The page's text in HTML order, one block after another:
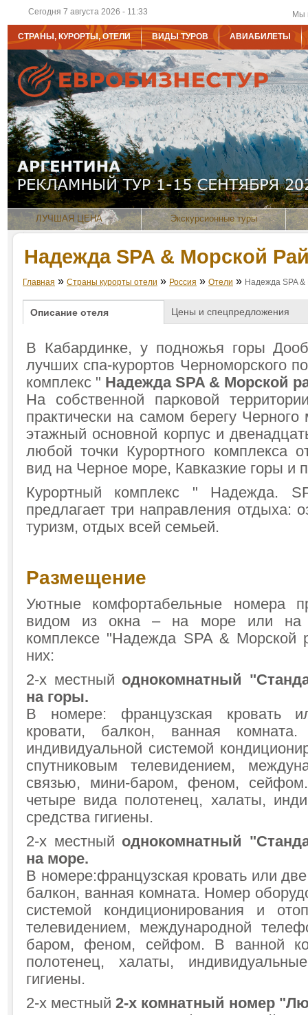
Сегодня 7 августа 2026 - 11:33 Мы
СТРАНЫ, КУРОРТЫ, ОТЕЛИ ВИДЫ ТУРОВ АВИАБИЛЕТЫ
ЛУЧШАЯ ЦЕНА Экскурсионные туры
Надежда SPA & Морской
Главная » Страны курорты отели » Россия » Отели » Надежда SPA
Описание отеля Цены и спецпредложения
В Кабардинке, у подножья горы
лучших спа-курортов Черноморского
комплекс " Надежда SPA & Морской
На собственной парковой
практически на самом берегу
этажный основной корпус и
любой точки Курортного комплекса
вид на Черное море, Кавказкие горы и
Курортный комплекс " Надежда.
предлагает три направления отдыха:
туризм, отдых всей семьей.
Размещение
Уютные комфортабельные номера
видом из окна – на море или на
комплексе "Надежда SPA & Морской
них:
2-х местный однокомнатный
на горы.
В номере: французская кровать
кровати, балкон, ванная
индивидуальной системой
спутниковым телевидением,
связью, мини-баром, феном,
четыре вида полотенец, халаты,
средства гигиены.
2-х местный однокомнатный
на море.
В номере:французская кровать или
балкон, ванная комната. Номер
системой кондиционирования и
телевидением, международной
баром, феном, сейфом. В ванной
полотенец, халаты,
гигиены.
2-х местный 2-х комнатный номер